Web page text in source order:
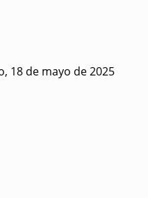
18 de mayo de 2025